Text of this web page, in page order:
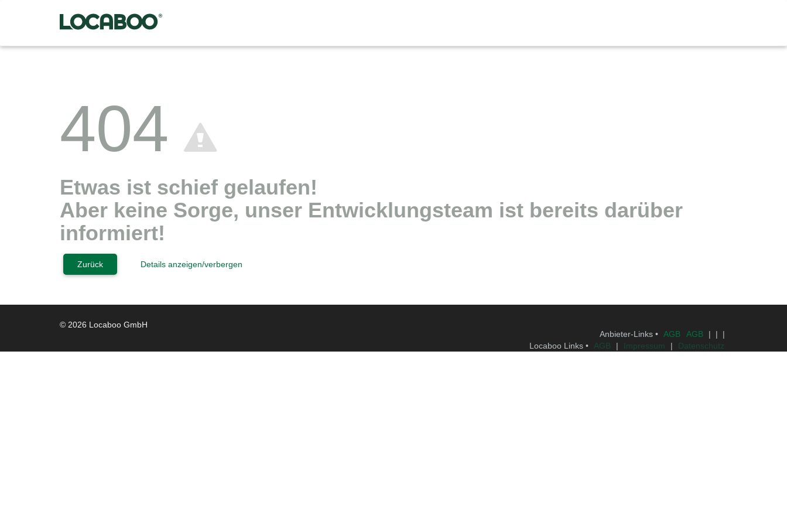
404
Etwas ist schief gelaufen!
Aber keine Sorge, unser Entwicklungsteam ist bereits darüber
informiert!
Zurück Details anzeigen/verbergen
© 2026 Locaboo GmbH
Anbieter-Links • AGB AGB
| | |
Locaboo Links •
AGB | Impressum | Datenschutz